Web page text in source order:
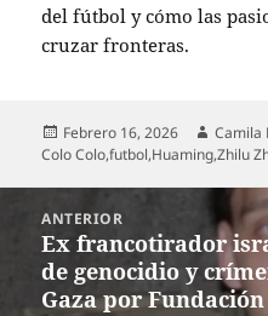
del fútbol y cómo las
cruzar fronteras.
Publicado
el
Febrero 16, 2026 Autor
Camila
Colo Colo,futbol,Huaming,Zhilu
entradas
ANTERIOR
Entrada
anterior:
Ex francotirador
de genocidio y
Gaza por